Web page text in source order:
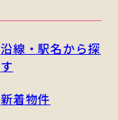
沿線・駅名から探
す
新着物件